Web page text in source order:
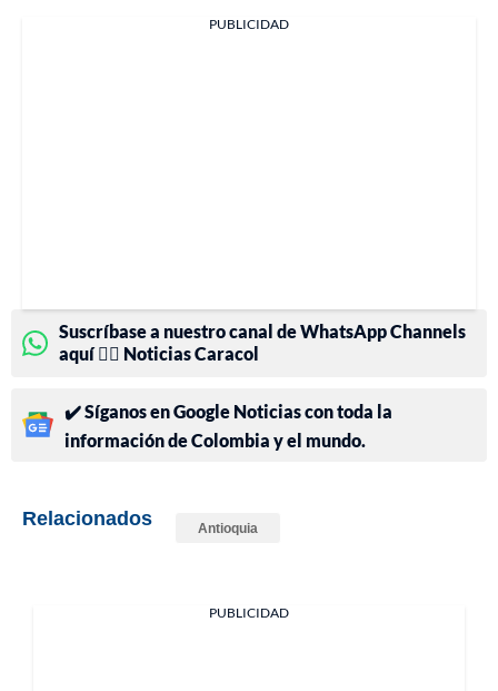
PUBLICIDAD
Suscríbase a nuestro canal de WhatsApp Channels
aquí 👉🏻 Noticias Caracol
✔️ Síganos en Google Noticias con toda la
información de Colombia y el mundo.
Relacionados Antioquia
PUBLICIDAD